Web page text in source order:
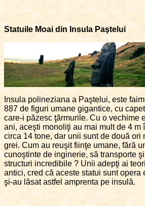
Statuile Moai din Insula Paştelui
Insula polineziana a Paştelui, este
887 de figuri umane gigantice, cu
care-i păzesc ţărmurile. Cu o vechime
ani, aceşti monoliţi au mai mult de 4 m
circa 14 tone, dar unii sunt de două ori
grei. Cum au reuşit fiinţe umane, fără
cunoştinte de inginerie, să transporte
structuri incredibile ? Unii adepţi ai
antici, cred că aceste statui sunt opera
şi-au lăsat astfel amprenta pe insulă.